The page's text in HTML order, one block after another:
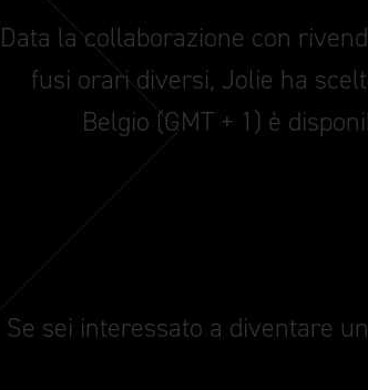
Data la collaborazione con
fusi orari diversi, Jolie ha
Belgio (GMT + 1) è
Se sei interessato a diventare